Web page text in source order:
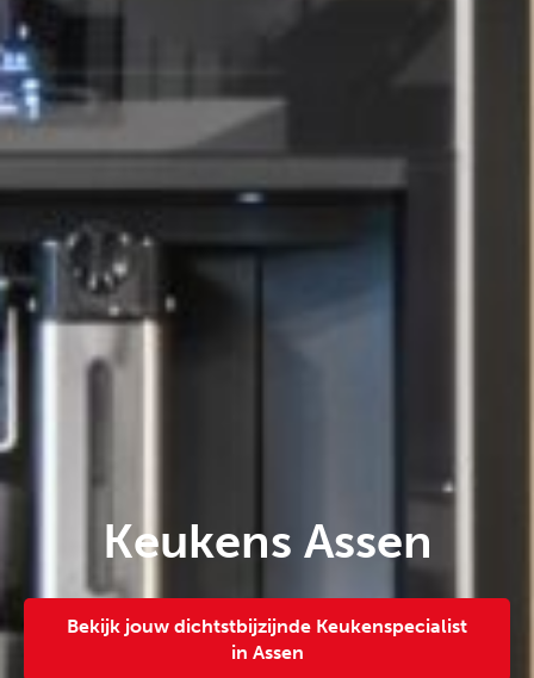
Keukens Assen
Bekijk jouw dichtstbijzijnde Keukenspecialist
in Assen